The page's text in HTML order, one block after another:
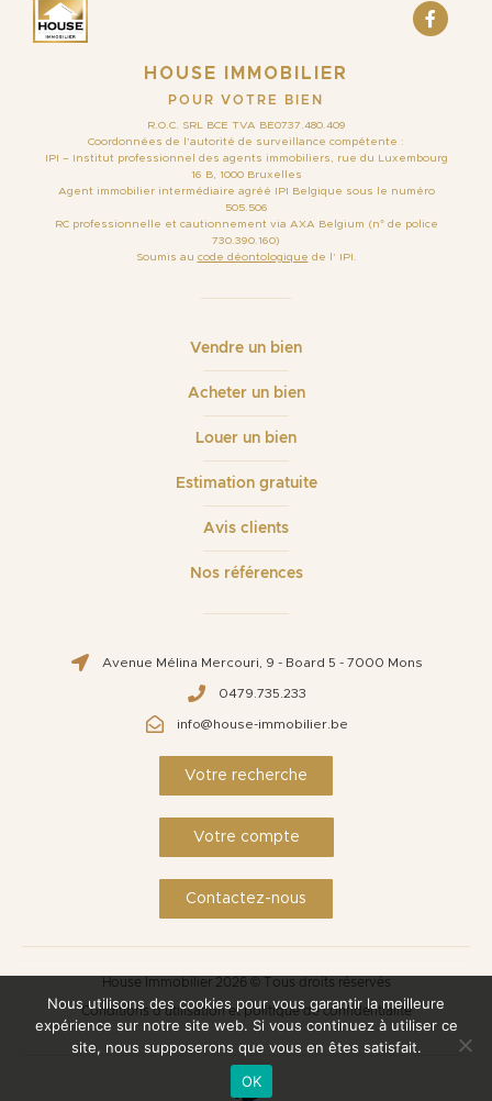
HOUSE IMMOBILIER
POUR VOTRE BIEN
R.O.C. SRL BCE TVA BE0737.480.409
Coordonnées de l’autorité de surveillance compétente :
IPI – Institut professionnel des agents immobiliers, rue du Luxembourg
16 B, 1000 Bruxelles
Agent immobilier intermédiaire agréé IPI Belgique sous le numéro
505.506
RC professionnelle et cautionnement via AXA Belgium (n° de police
730.390.160)
Soumis au code déontologique de l’ IPI.
Vendre un bien
Acheter un bien
Louer un bien
Estimation gratuite
Avis clients
Nos références
Avenue Mélina Mercouri, 9 - Board 5 - 7000 Mons
0479.735.233
info@house-immobilier.be
Votre recherche
Votre compte
Contactez-nous
House Immobilier 2026 © Tous droits réservés
Conditions d'utilisation et politique de confidentialité
Nous utilisons des cookies pour vous garantir la meilleure
expérience sur notre site web. Si vous continuez à utiliser ce
site, nous supposerons que vous en êtes satisfait.
OK